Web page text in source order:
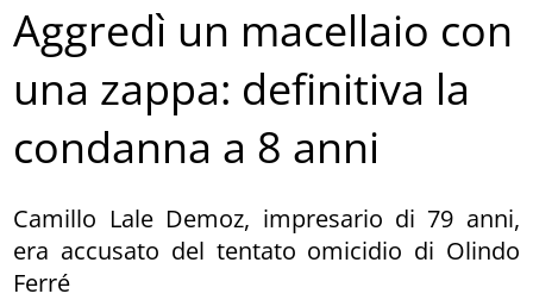
Aggredì un macellaio con
una zappa: definitiva la
condanna a 8 anni
Camillo Lale Demoz, impresario di 79 anni,
era accusato del tentato omicidio di Olindo
Ferré